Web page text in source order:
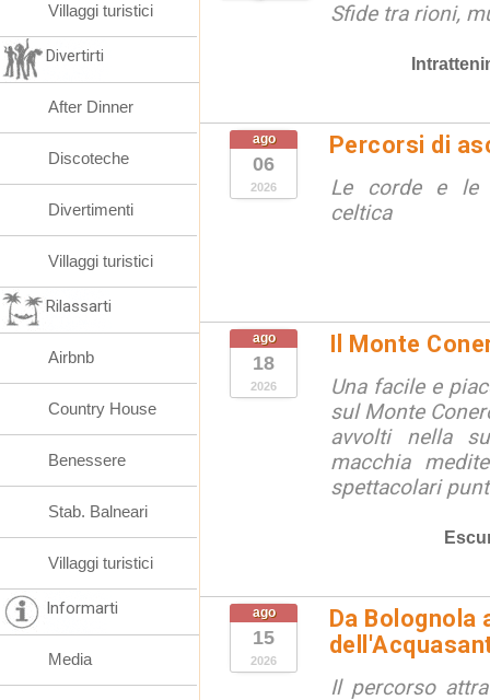
Sfide tra rioni,
ago
06
2026
Percorsi di
Le corde e le
celtica
ago
18
2026
Il Monte
Una facile e
sul Monte
avvolti nella
macchia
spettacolari
ago
15
2026
Da Bolognola
Il percorso
Villaggi turistici
Divertirti
After Dinner
Discoteche
Divertimenti
Villaggi turistici
Rilassarti
Airbnb
Country House
Benessere
Stab. Balneari
Villaggi turistici
Informarti
Media